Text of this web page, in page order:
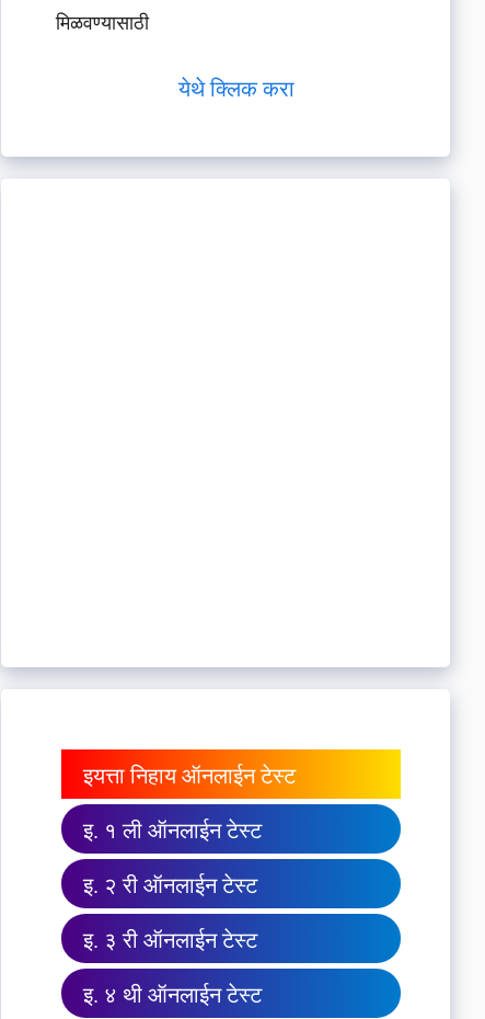
मिळवण्यासाठी
येथे क्लिक करा
इयत्ता निहाय ऑनलाईन टेस्ट
इ. १ ली ऑनलाईन टेस्ट
इ. २ री ऑनलाईन टेस्ट
इ. ३ री ऑनलाईन टेस्ट
इ. ४ थी ऑनलाईन टेस्ट